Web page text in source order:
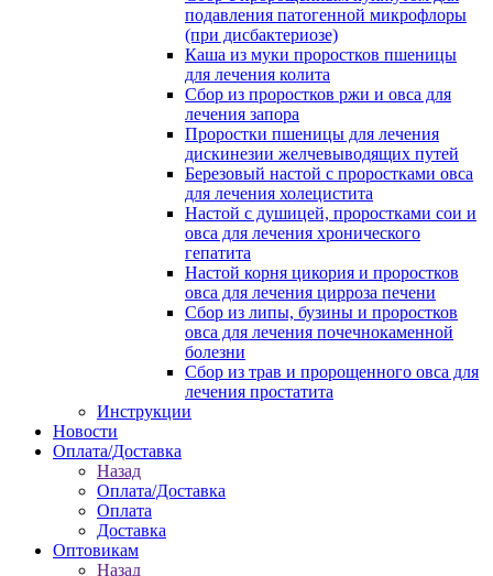
подавления патогенной микрофлоры
(при дисбактериозе)
Каша из муки проростков пшеницы
для лечения колита
Сбор из проростков ржи и овса для
лечения запора
Проростки пшеницы для лечения
дискинезии желчевыводящих путей
Березовый настой с проростками овса
для лечения холецистита
Настой с душицей, проростками сои и
овса для лечения хронического
гепатита
Настой корня цикория и проростков
овса для лечения цирроза печени
Сбор из липы, бузины и проростков
овса для лечения почечнокаменной
болезни
Сбор из трав и пророщенного овса для
лечения простатита
Инструкции
Новости
Оплата/Доставка
Назад
Оплата/Доставка
Оплата
Доставка
Оптовикам
Назад